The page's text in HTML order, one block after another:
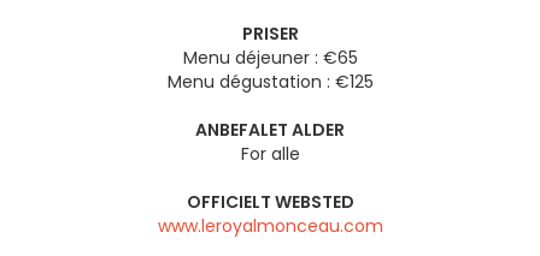
PRISER
Menu déjeuner : €65
Menu dégustation : €125
ANBEFALET ALDER
For alle
OFFICIELT WEBSTED
www.leroyalmonceau.com